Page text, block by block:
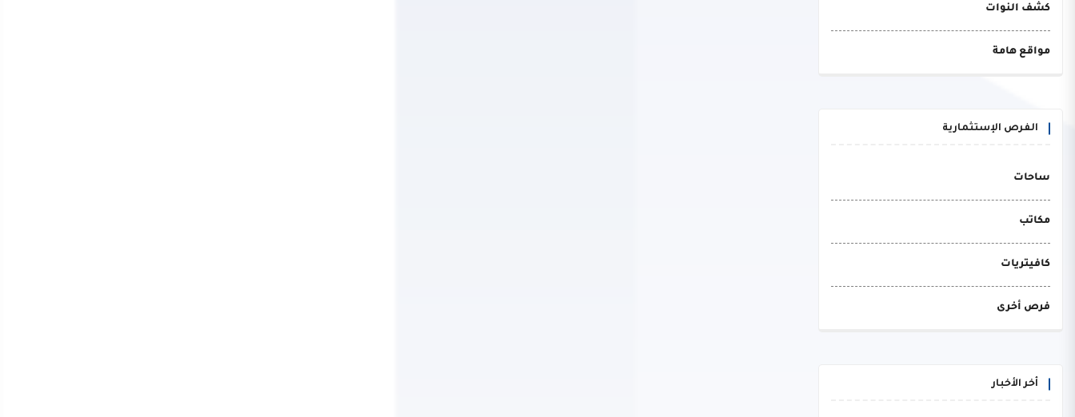
كشف النوات
مواقع هامة
الفرص الإستثمارية
ساحات
مكاتب
كافيتريات
فرص أخرى
أخر الأخبار